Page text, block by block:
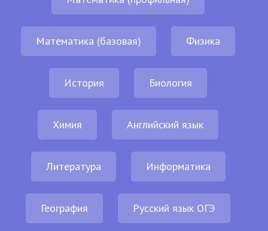
Математика (базовая) Физика
История Биология
Химия Английский язык
Литература Информатика
География Русский язык ОГЭ